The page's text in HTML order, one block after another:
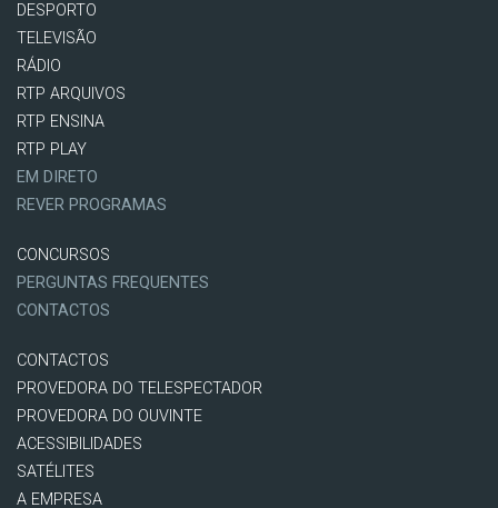
DESPORTO
TELEVISÃO
RÁDIO
RTP ARQUIVOS
RTP ENSINA
RTP PLAY
EM DIRETO
REVER PROGRAMAS
CONCURSOS
PERGUNTAS FREQUENTES
CONTACTOS
CONTACTOS
PROVEDORA DO TELESPECTADOR
PROVEDORA DO OUVINTE
ACESSIBILIDADES
SATÉLITES
A EMPRESA